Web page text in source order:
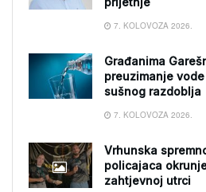
7. KOLOVOZA 2026.
Građanima
preuzimanje
sušnog razdoblja
7. KOLOVOZA 2026.
Vrhunska
policajaca
zahtjevnoj utrci